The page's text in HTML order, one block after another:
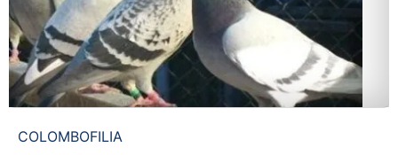
COLOMBOFILIA